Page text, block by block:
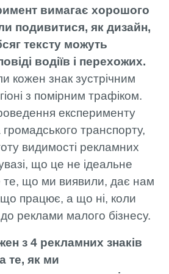
вимагає хорошого
подивитися, як дизайн,
тексту можуть
водіїв і перехожих.
кожен знак зустрічним
з помірним трафіком.
експерименту
транспорту,
видимості рекламних
що це не ідеальне
те, що ми виявили, дає нам
працює, а що ні, коли
реклами малого бізнесу.
з 4 рекламних знаків
те, як ми